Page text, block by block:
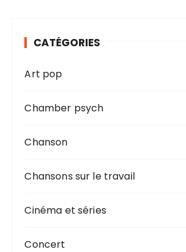
CATÉGORIES
Art pop
Chamber psych
Chanson
Chansons sur le travail
Cinéma et séries
Concert